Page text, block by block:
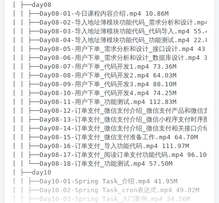
| ├──day08
| | ├──Day08-01-今日课程内容介绍.mp4 10.86M
| | ├──Day08-02-导入地址簿模块功能代码_需求分析和设计.mp4
| | ├──Day08-03-导入地址簿模块功能代码_代码导入.mp4 55.49M
| | ├──Day08-04-导入地址簿模块功能代码_功能测试.mp4 22.84M
| | ├──Day08-05-用户下单_需求分析和设计_接口设计.mp4
| | ├──Day08-06-用户下单_需求分析和设计_数据库设计.mp4
| | ├──Day08-07-用户下单_代码开发1.mp4 73.36M
| | ├──Day08-08-用户下单_代码开发2.mp4 64.03M
| | ├──Day08-09-用户下单_代码开发3.mp4 88.10M
| | ├──Day08-10-用户下单_代码开发4.mp4 74.25M
| | ├──Day08-11-用户下单_功能测试.mp4 112.83M
| | ├──Day08-12-订单支付_微信支付介绍_微信支付产品和微信支
| | ├──Day08-13-订单支付_微信支付介绍_微信小程序支付时序图
| | ├──Day08-14-订单支付_微信支付介绍_微信支付相关接口介绍
| | ├──Day08-15-订单支付_微信支付准备工作.mp4 64.70M
| | ├──Day08-16-订单支付_导入功能代码.mp4 111.97M
| | ├──Day08-17-订单支付_阅读订单支付功能代码.mp4 96.10M
| | └──Day08-18-订单支付_功能测试.mp4 57.50M
| ├──day10
| | ├──Day10-01-Spring Task_介绍.mp4 41.95M
| | ├──Day10-02-Spring Task_cron表达式.mp4 49.02M
| | ├──Day10-03-Spring Task_入门案例.mp4 34.56M